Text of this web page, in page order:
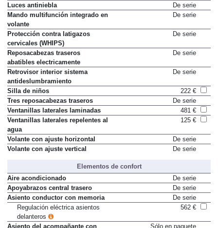
Luces antiniebla
De serie
Mando multifunción integrado en
volante
De serie
Protección contra latigazos
cervicales (WHIPS)
De serie
Reposacabezas traseros
abatibles electricamente
De serie
Retrovisor interior sistema
antideslumbramiento
De serie
Silla de niños
222 €
Tres reposacabezas traseros
De serie
Ventanillas laterales laminadas
481 €
Ventanillas laterales repelentes al
agua
125 €
Volante con ajuste horizontal
De serie
Volante con ajuste vertical
De serie
Elementos de confort
Aire acondicionado
De serie
Apoyabrazos central trasero
De serie
Asiento conductor con memoria
De serie
Regulación eléctrica asientos
delanteros
562 €
Asiento del acompañante con Sólo en paquete